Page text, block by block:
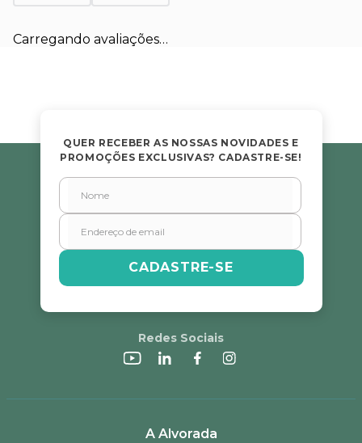
Carregando avaliações…
QUER RECEBER AS NOSSAS NOVIDADES E
PROMOÇÕES EXCLUSIVAS? CADASTRE-SE!
CADASTRE-SE
Redes Sociais
A Alvorada